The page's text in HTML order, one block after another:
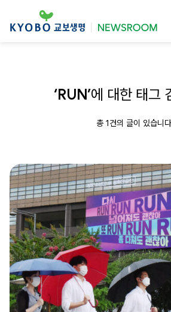
‘RUN’에 대한 태그
총 1건의 글이 있습니다